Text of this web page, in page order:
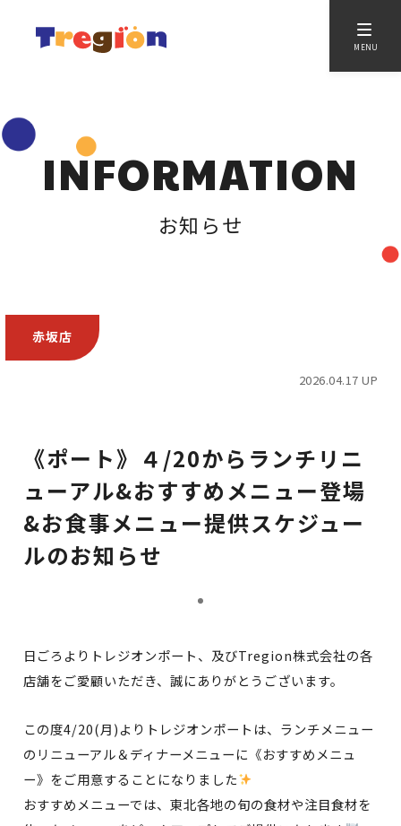
MENU
INFORMATION
お知らせ
赤坂店
2026.04.17 UP
《ポート》４/20からランチリニ
ューアル&おすすめメニュー登場
&お食事メニュー提供スケジュー
ルのお知らせ
日ごろよりトレジオンポート、及びTregion株式会社の各
店舗をご愛顧いただき、誠にありがとうございます。
この度4/20(月)よりトレジオンポートは、ランチメニュー
のリニューアル＆ディナーメニューに《おすすめメニュ
ー》をご用意することになりました
おすすめメニューでは、東北各地の旬の食材や注目食材を